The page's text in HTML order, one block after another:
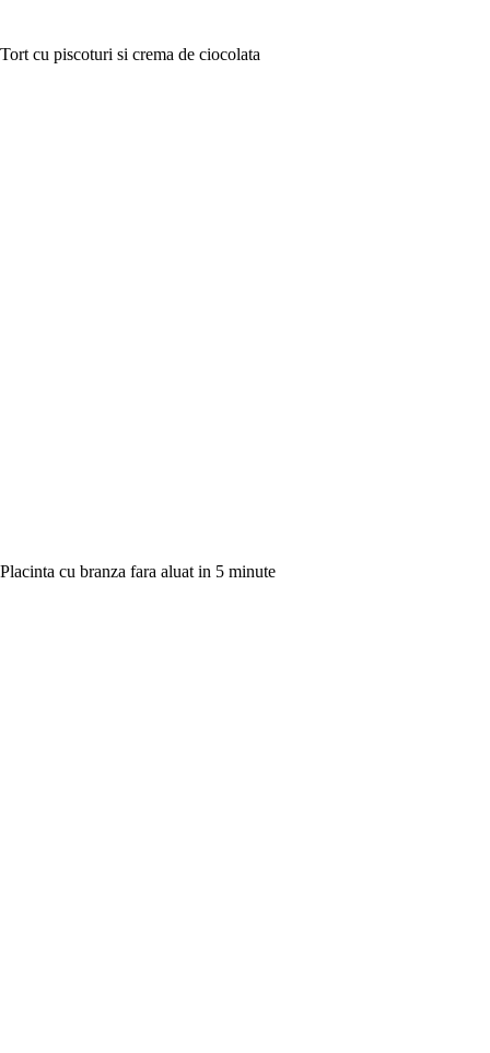
Tort cu piscoturi si crema de ciocolata
Placinta cu branza fara aluat in 5 minute